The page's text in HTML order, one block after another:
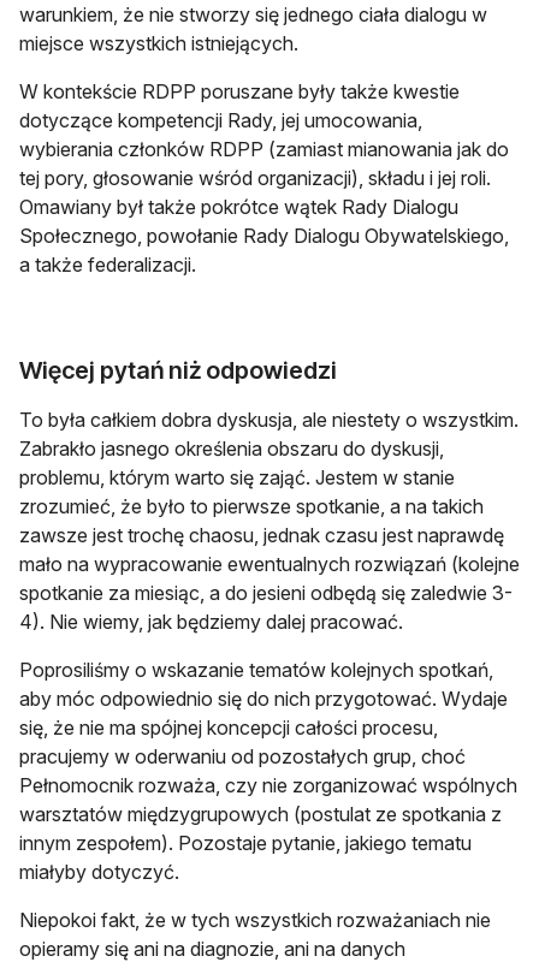
warunkiem, że nie stworzy się jednego ciała dialogu w
miejsce wszystkich istniejących.
W kontekście RDPP poruszane były także kwestie
dotyczące kompetencji Rady, jej umocowania,
wybierania członków RDPP (zamiast mianowania jak do
tej pory, głosowanie wśród organizacji), składu i jej roli.
Omawiany był także pokrótce wątek Rady Dialogu
Społecznego, powołanie Rady Dialogu Obywatelskiego,
a także federalizacji.
Więcej pytań niż odpowiedzi
To była całkiem dobra dyskusja, ale niestety o wszystkim.
Zabrakło jasnego określenia obszaru do dyskusji,
problemu, którym warto się zająć. Jestem w stanie
zrozumieć, że było to pierwsze spotkanie, a na takich
zawsze jest trochę chaosu, jednak czasu jest naprawdę
mało na wypracowanie ewentualnych rozwiązań (kolejne
spotkanie za miesiąc, a do jesieni odbędą się zaledwie 3-
4). Nie wiemy, jak będziemy dalej pracować.
Poprosiliśmy o wskazanie tematów kolejnych spotkań,
aby móc odpowiednio się do nich przygotować. Wydaje
się, że nie ma spójnej koncepcji całości procesu,
pracujemy w oderwaniu od pozostałych grup, choć
Pełnomocnik rozważa, czy nie zorganizować wspólnych
warsztatów międzygrupowych (postulat ze spotkania z
innym zespołem). Pozostaje pytanie, jakiego tematu
miałyby dotyczyć.
Niepokoi fakt, że w tych wszystkich rozważaniach nie
opieramy się ani na diagnozie, ani na danych